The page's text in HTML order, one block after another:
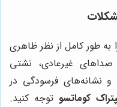
به طور کامل از نظر ظاهری
غیرعادی، نشتی
و نشانه‌های فرسودگی در
کوماتسو توجه کنید.